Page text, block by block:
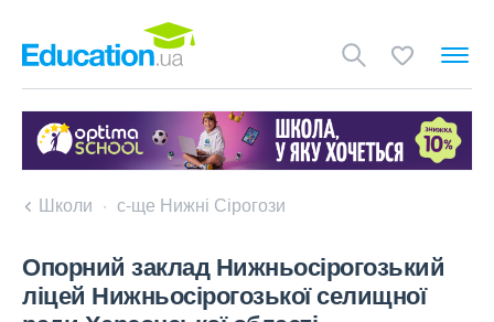
Школи с-ще Нижні Сірогози
Опорний заклад Нижньосірогозький
ліцей Нижньосірогозької селищної